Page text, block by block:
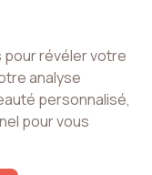
révéler votre
analyse
personnalisé,
pour vous